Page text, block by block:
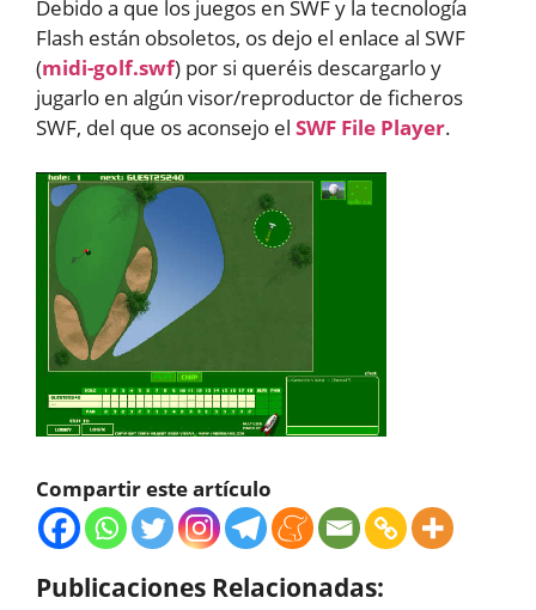
Debido a que los juegos en SWF y la tecnología
Flash están obsoletos, os dejo el enlace al SWF
(midi-golf.swf) por si queréis descargarlo y
jugarlo en algún visor/reproductor de ficheros
SWF, del que os aconsejo el SWF File Player.
Compartir este artículo
Publicaciones Relacionadas: